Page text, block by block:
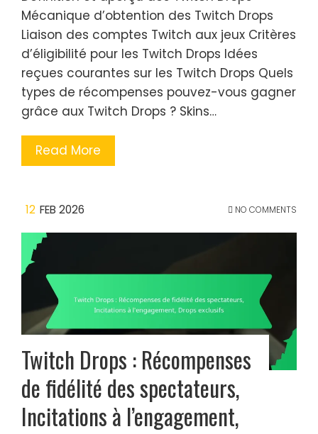
Mécanique d’obtention des Twitch Drops
Liaison des comptes Twitch aux jeux Critères
d’éligibilité pour les Twitch Drops Idées
reçues courantes sur les Twitch Drops Quels
types de récompenses pouvez-vous gagner
grâce aux Twitch Drops ? Skins…
Read More
12 FEB 2026 NO COMMENTS
Twitch Drops : Récompenses
de fidélité des spectateurs,
Incitations à l’engagement,